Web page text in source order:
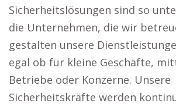
Sicherheitslösungen sind so
die Unternehmen, die wir
gestalten unsere
egal ob für kleine Geschäfte,
Betriebe oder Konzerne. Unsere
Sicherheitskräfte werden